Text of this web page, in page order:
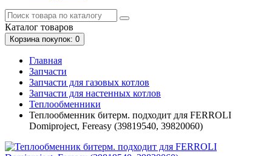
Каталог товаров
Корзинапокупок: 0
Главная
Запчасти
Запчасти для газовых котлов
Запчасти для настенных котлов
Теплообменники
Теплообменник битерм. подходит для FERROLI
Domiproject, Fereasy (39819540, 39820060)